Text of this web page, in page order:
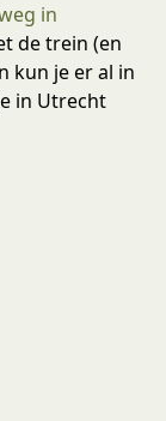
in
de trein (en
kun je er al in
in Utrecht